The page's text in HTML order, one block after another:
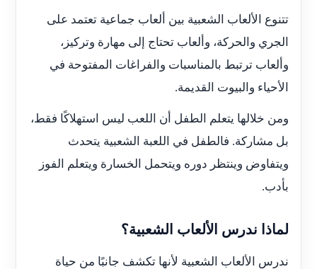
تتنوع الألعاب الشعبية بين ألعاب جماعية تعتمد على
الجري والحركة، وألعاب تحتاج إلى مهارة وتركيز،
وألعاب ترتبط بالمناسبات والفراغات المفتوحة في
الأحياء والبيوت القديمة.
ومن خلالها يتعلم الطفل أن اللعب ليس استهلاكًا فقط،
بل مشاركة. فالطفل في اللعبة الشعبية يتحدث
ويتفاوض وينتظر دوره ويتحمل الخسارة ويتعلم الفوز
بأدب.
لماذا ندرس الألعاب الشعبية؟
ندرس الألعاب الشعبية لأنها تكشف جانبًا من حياة